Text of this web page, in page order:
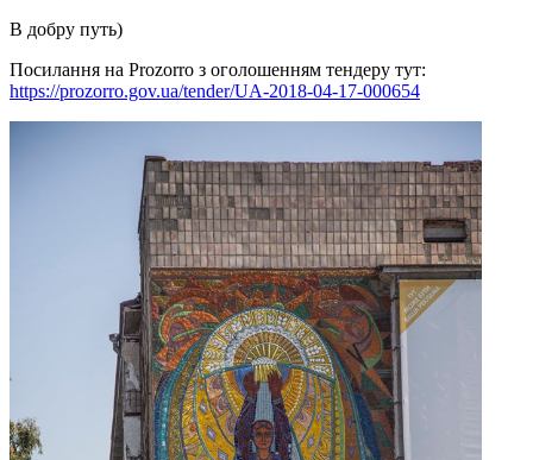
В добру путь)
Посилання на Prozorro з оголошенням тендеру тут:
https://prozorro.gov.ua/tender/UA-2018-04-17-000654